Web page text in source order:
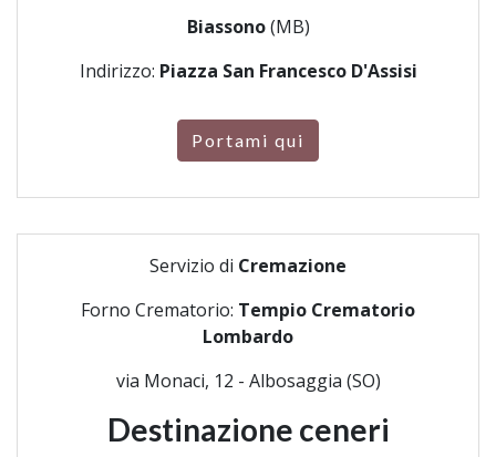
Biassono(MB)
Indirizzo: Piazza San Francesco D'Assisi
Portami qui
Servizio di Cremazione
Forno Crematorio: Tempio Crematorio
Lombardo
via Monaci, 12 - Albosaggia (SO)
Destinazione ceneri